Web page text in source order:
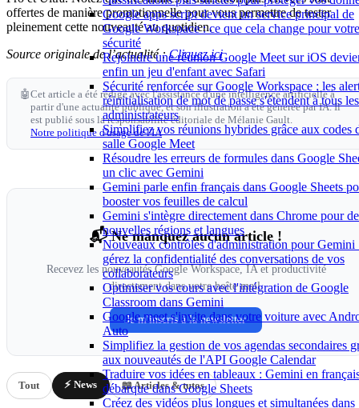
Google apps script devient un service principal de
Google Workspace : ce que cela change pour votre
sécurité
Rejoindre une réunion Google Meet sur iOS
enfin un jeu d'enfant avec Safari
Sécurité renforcée sur Google Workspace : les
réinitialisation de mot de passe s'étendent à tous les
administrateurs
Simplifiez vos réunions hybrides grâce aux codes
salle Google Meet
Résoudre les erreurs de formules dans Google
un clic avec Gemini
Gemini parle enfin français dans Google Sheets
booster vos feuilles de calcul
Gemini s'intègre directement dans Chrome pour de
nouvelles régions et langues
Nouveaux contrôles d'administration pour Gemini
gérez la confidentialité des conversations de vos
collaborateurs
Optimiser vos cours avec l'intégration de Google
Classroom dans Gemini
Google meet s'invite dans votre voiture avec
Auto
Simplifiez la gestion de vos agendas secondaires
aux nouveautés de l'API Google Calendar
Traduire vos idées en tableaux : Gemini en
débarque dans Google Sheets
Créez des vidéos plus longues et simultanées dans
offertes de manière promotionnelle pour vous permettre de tester
pleinement cette nouveauté au quotidien.
Source originale de l’actualité :Cliquez ici
🤖Cet article a été rédigé avec l'assistance d'une intelligence artificielle à
partir d'une actualité publique, et son illustration a été générée par IA. Il
est publié sous la responsabilité éditoriale de Mélanie Gault.
Notre politique d'usage de l'IA
📬 Ne manquez aucun article !
Recevez les nouveautés Google Workspace, IA et productivité
directement dans votre boîte mail.
Je m'inscris à la newsletter
Tout ⚡ News 📖 Articles & tutos